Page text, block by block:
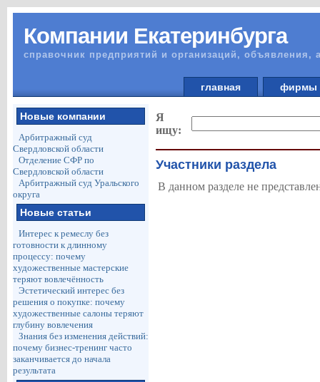
Компании Екатеринбурга
справочник предприятий и организаций, объявления,
главная
Новые компании
Арбитражный суд
Свердловской области
Отделение СФР по
Свердловской области
Арбитражный суд Уральского
округа
Новые статьи
Интерес к ремеслу без
готовности к длинному
процессу: почему
художественные мастерские
теряют вовлечённость
Эстетический интерес без
решения о покупке: почему
художественные салоны теряют
глубину вовлечения
Знания без изменения действий:
почему бизнес-тренинг часто
заканчивается до начала
результата
Я
ищу:
Участники раздела
В данном разделе не